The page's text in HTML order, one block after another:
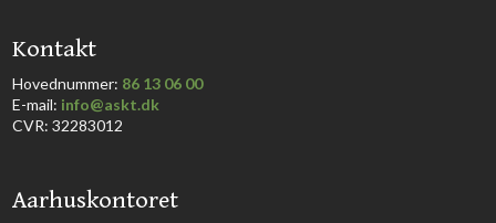
​Kontakt
Hovednummer: 86 13 06 00
​E-mail: info@askt.dk
CVR: 32283012
​Aarhuskontoret